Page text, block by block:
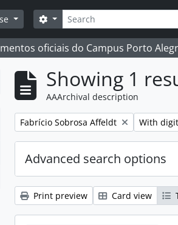
Search
Search options
oficiais do Campus Porto
Showing 1
AAArchival description
Remove filter:
Fabrício Sobrosa Affeldt Remove
With
Advanced search options
Print preview Card view